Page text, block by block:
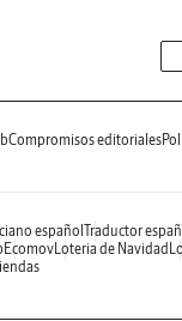
Compromisos editoriales
español Traductor
EcomovLoteria de Navidad